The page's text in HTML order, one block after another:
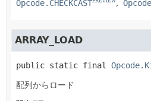
Opcode.CHECKCASTPREVIEW
ARRAY_LOAD
public static final
配列からロード